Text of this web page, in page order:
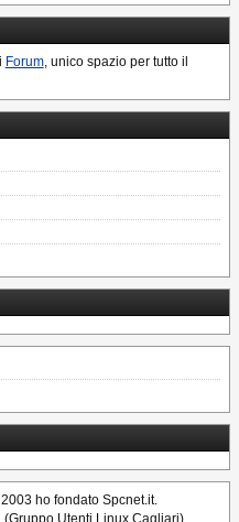
Forum, unico spazio per tutto il
ho fondato Spcnet.it.
Utenti Linux Cagliari).